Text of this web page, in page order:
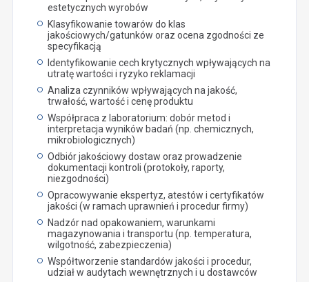
estetycznych wyrobów
Klasyfikowanie towarów do klas
jakościowych/gatunków oraz ocena zgodności ze
specyfikacją
Identyfikowanie cech krytycznych wpływających na
utratę wartości i ryzyko reklamacji
Analiza czynników wpływających na jakość,
trwałość, wartość i cenę produktu
Współpraca z laboratorium: dobór metod i
interpretacja wyników badań (np. chemicznych,
mikrobiologicznych)
Odbiór jakościowy dostaw oraz prowadzenie
dokumentacji kontroli (protokoły, raporty,
niezgodności)
Opracowywanie ekspertyz, atestów i certyfikatów
jakości (w ramach uprawnień i procedur firmy)
Nadzór nad opakowaniem, warunkami
magazynowania i transportu (np. temperatura,
wilgotność, zabezpieczenia)
Współtworzenie standardów jakości i procedur,
udział w audytach wewnętrznych i u dostawców